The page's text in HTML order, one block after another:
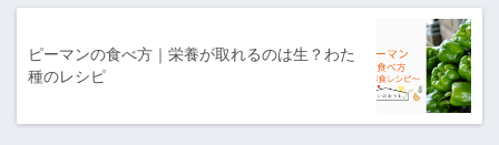
ピーマンの食べ方｜栄養が取れるのは生？わた
種のレシピ